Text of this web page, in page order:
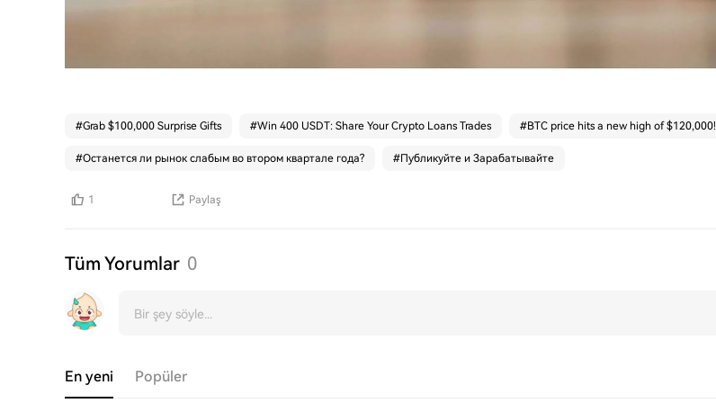
#Grab $100,000 Surprise Gifts #Win 400 USDT: Share Your Crypto Loans Trades #BTC price hits a new high of $120,000!
#Останется ли рынок слабым во втором квартале года? #Публикуйте и Зарабатывайте
1 Paylaş
Tüm Yorumlar 0
En yeni Popüler